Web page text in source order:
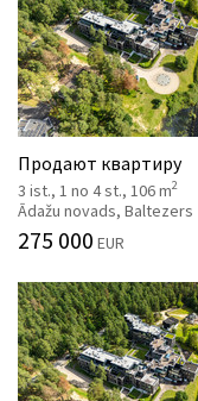
Продают квартиру
3 ist., 1 no 4 st., 106 m2
Ādažu novads, Baltezers
275 000 EUR